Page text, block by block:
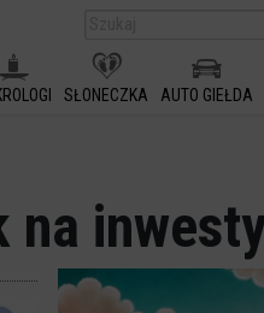
SŁONECZKA AUTO GIEŁDA
na